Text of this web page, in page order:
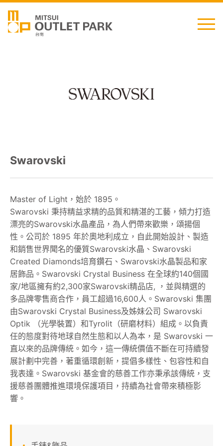
交通資訊
顧客服務
關於我們
線上DM
APP會員專區
Swarovski
Master of Light，始於 1895。
Swarovski 秉持精益求精的品質和精湛的工藝，傾力打造
漂亮的Swarovski水晶產品，為人們帶來歡樂，頌揚個
性。公司於 1895 年於奧地利成立，自此開始設計、製造
和銷售世界聞名的優質Swarovski水晶、Swarovski
Created Diamonds培育鑽石、Swarovski水晶製品和家
居飾品。Swarovski Crystal Business 在全球約140個國
家/地區擁有約2,300家Swarovski精品店, ，並與精選的
多品牌零售商合作，員工超過16,600人。Swarovski 集團
由Swarovski Crystal Business及姊妹公司 Swarovski
Optik （光學裝置）和Tyrolit（研磨材料）組成。以負責
任的態度對待地球自然生態和以人為本，是 Swarovski 一
直以來的品牌傳統。如今，這一傳統價值不斷在可持續發
展計劃中完善，著重循環創新，提倡多樣性、包容性和自
我表達。Swarovski 基金會的慈善工作亦秉承該傳統，支
援慈善團體推進環境保護項目，持續為社會帶來積極影
響。